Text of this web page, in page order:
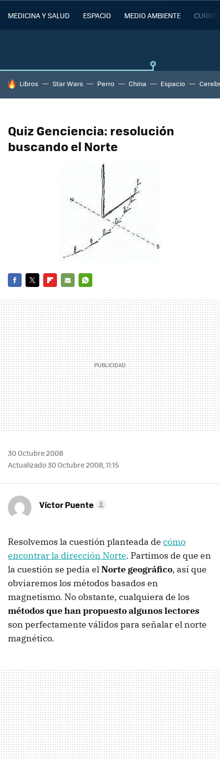
MEDICINA Y SALUD ESPACIO MEDIO AMBIENTE
HOY SE HABLA DE
Libros Star Wars Perro China Espacio
Quiz Genciencia: resolución
buscando el Norte
MAIL
30 Octubre 2008
Actualizado 30 Octubre 2008, 11:15
Víctor Puente
Resolvemos la cuestión planteada de cómo
encontrar la dirección Norte. Partimos de que en
la cuestión se pedía elNorte geográfico, así que
obviaremos los métodos basados en
magnetismo. No obstante, cualquiera de los
métodos que han propuesto algunos lectores
son perfectamente válidos para señalar el norte
magnético.